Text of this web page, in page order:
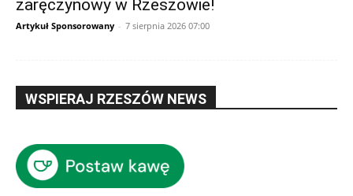
zaręczynowy w Rzeszowie!
Artykuł Sponsorowany - 7 sierpnia 2026 07:00
WSPIERAJ RZESZÓW NEWS